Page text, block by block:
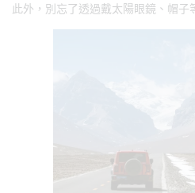
此外，別忘了透過戴太陽眼鏡、帽子